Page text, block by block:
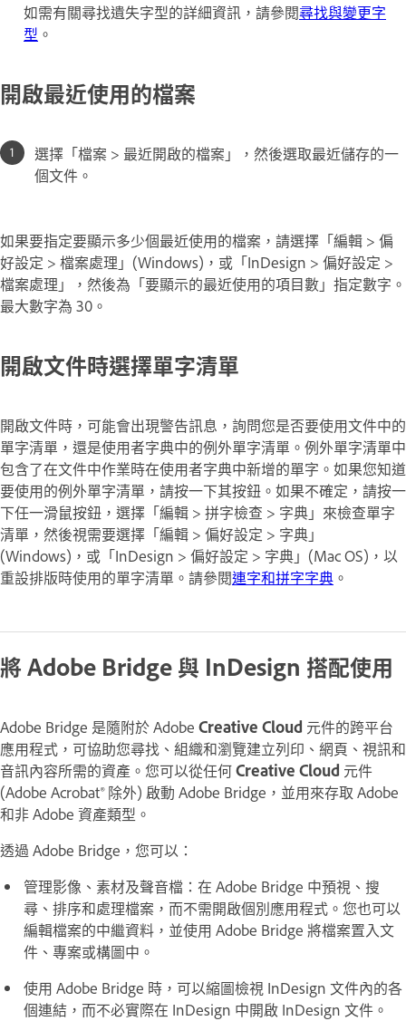
如需有關尋找遺失字型的詳細資訊，請參閱尋找與變更字
型 。
開啟最近使用的檔案
選擇「檔案 > 最近開啟的檔案」，然後選取最近儲存的一
個文件。
如果要指定要顯示多少個最近使用的檔案，請選擇「編輯 > 偏
好設定 > 檔案處理」(Windows)，或「InDesign > 偏好設定 >
檔案處理」，然後為「要顯示的最近使用的項目數」指定數字。
最大數字為 30。
開啟文件時選擇單字清單
開啟文件時，可能會出現警告訊息，詢問您是否要使用文件中的
單字清單，還是使用者字典中的例外單字清單。 例外單字清單中
包含了在文件中作業時在使用者字典中新增的單字。如果您知道
要使用的例外單字清單，請按一下其按鈕。如果不確定，請按一
下任一滑鼠按鈕，選擇「編輯 > 拼字檢查 > 字典」來檢查單字
清單，然後視需要選擇「編輯 > 偏好設定 > 字典」
(Windows)，或「InDesign > 偏好設定 > 字典」(Mac OS)，以
重設排版時使用的單字清單。請參閱連字和拼字字典 。
將 Adobe Bridge 與 InDesign 搭配使用
Adobe Bridge 是隨附於 Adobe Creative Cloud 元件的跨平台
應用程式，可協助您尋找、組織和瀏覽建立列印、網頁、視訊和
音訊內容所需的資產。您可以從任何Creative Cloud 元件
(Adobe Acrobat® 除外) 啟動 Adobe Bridge，並用來存取 Adobe
和非 Adobe 資產類型。
透過 Adobe Bridge，您可以：
管理影像、素材及聲音檔：在 Adobe Bridge 中預視、搜
尋、排序和處理檔案，而不需開啟個別應用程式。您也可以
編輯檔案的中繼資料，並使用 Adobe Bridge 將檔案置入文
件、專案或構圖中。
使用 Adobe Bridge 時，可以縮圖檢視 InDesign 文件內的各
個連結，而不必實際在 InDesign 中開啟 InDesign 文件。